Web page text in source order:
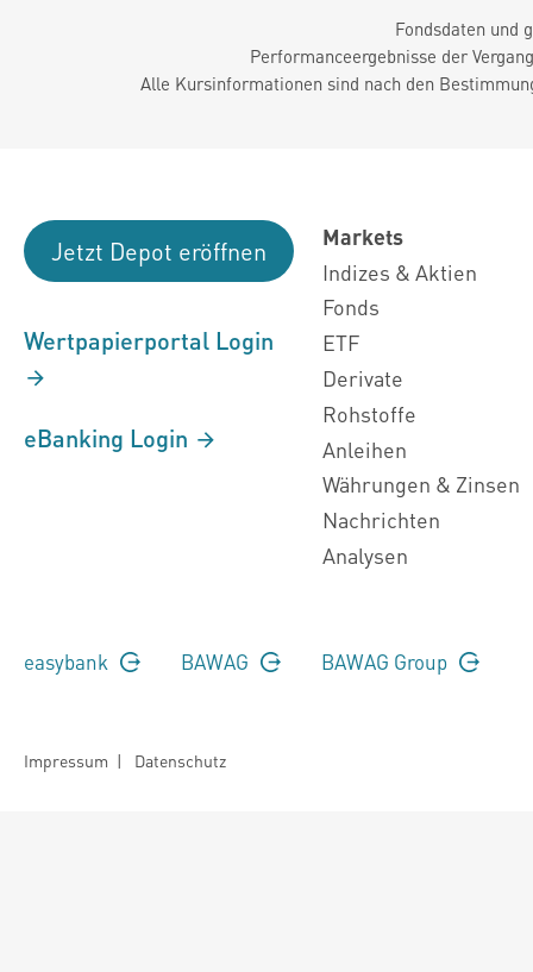
Fondsdaten und
Performanceergebnisse der
Alle Kursinformationen sind nach den
Jetzt Depot eröffnen
Wertpapierportal Login
eBanking Login
Markets
Indizes & Aktien
Fonds
ETF
Derivate
Rohstoffe
Anleihen
Währungen & Zinsen
Nachrichten
Analysen
easybank BAWAG BAWAG Group
Impressum | Datenschutz